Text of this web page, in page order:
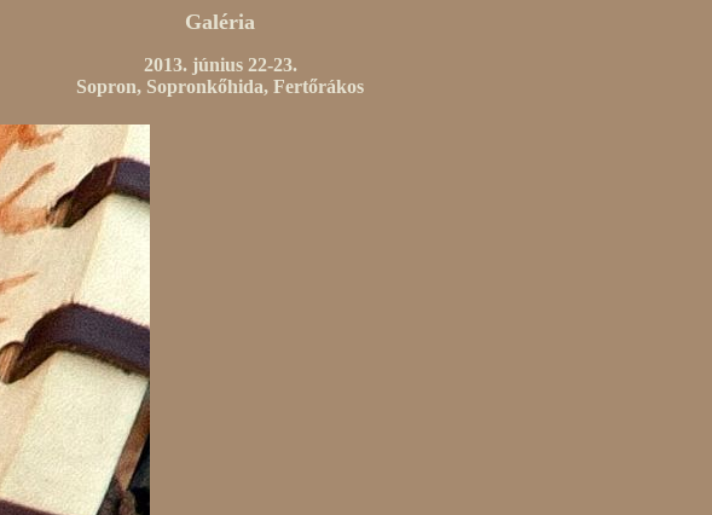
Galéria
2013. június 22-23.
Sopron, Sopronkőhida, Fertőrákos